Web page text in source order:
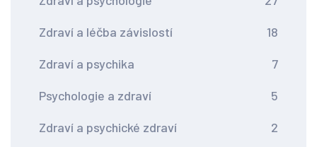
Zdraví a léčba závislostí 18
Zdraví a psychika 7
Psychologie a zdraví 5
Zdraví a psychické zdraví 2